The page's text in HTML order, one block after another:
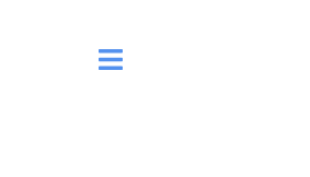
Toggle